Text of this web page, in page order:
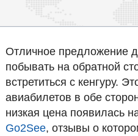
Отличное предложение
побывать на обратной
встретиться с кенгуру.
авиабилетов в обе
низкая цена появилась
Go2See, отзывы о